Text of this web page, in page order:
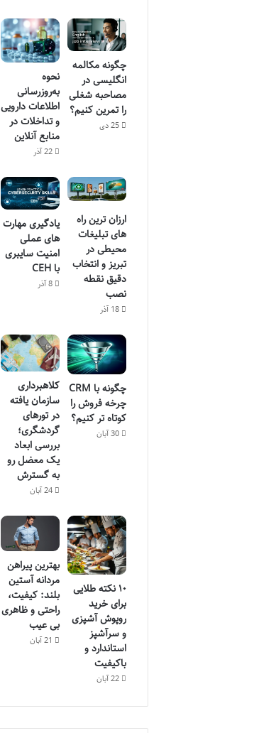
چگونه مکالمه
انگلیسی در
مصاحبه شغلی
را تمرین کنیم؟
25 دی
نحوه
به‌روزرسانی
اطلاعات دارویی
و تداخلات در
منابع آنلاین
22 آذر
ارزان ترین راه
های تبلیغات
محیطی در
تبریز و انتخاب
دقیق نقطه
نصب
18 آذر
یادگیری مهارت
های عملی
امنیت سایبری
با CEH
8 آذر
چگونه با CRM
چرخه فروش را
کوتاه تر کنیم؟
30 آبان
کلاهبرداری
سازمان یافته
در تورهای
گردشگری؛
بررسی ابعاد
یک معضل رو
به گسترش
24 آبان
۱۰ نکته طلایی
برای خرید
روپوش آشپزی
و سرآشپز
استاندارد و
باکیفیت
22 آبان
بهترین پیراهن
مردانه آستین
بلند: کیفیت،
راحتی و ظاهری
بی عیب
21 آبان